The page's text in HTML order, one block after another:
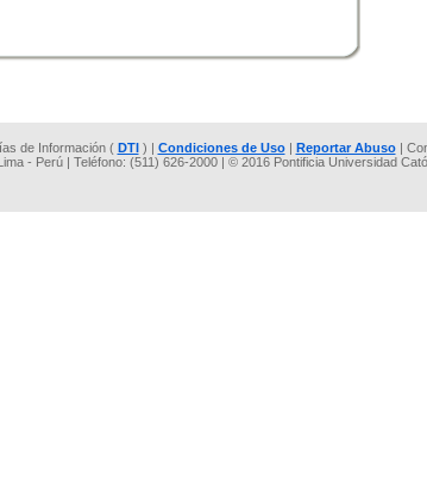
de Información ( DTI) | Condiciones de Uso| Reportar Abuso|
- Perú | Teléfono: (511) 626-2000 | © 2016 Pontificia Universidad